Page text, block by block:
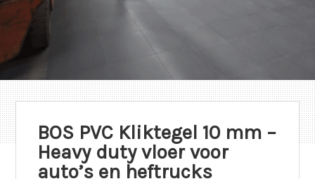
BOS PVC Kliktegel 10 mm –
Heavy duty vloer voor
auto’s en heftrucks